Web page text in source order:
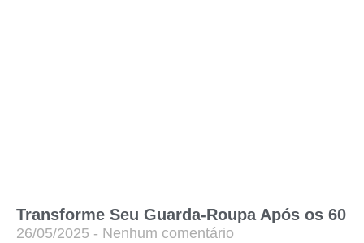
Transforme Seu Guarda-Roupa Após os 60
26/05/2025 Nenhum comentário